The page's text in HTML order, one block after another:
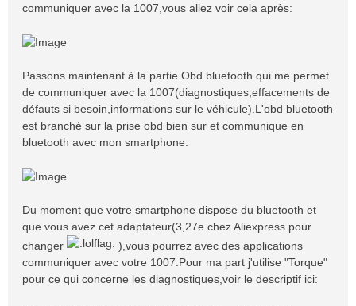
communiquer avec la 1007,vous allez voir cela après:
Passons maintenant à la partie Obd bluetooth qui me permet
de communiquer avec la 1007(diagnostiques,effacements de
défauts si besoin,informations sur le véhicule).L'obd bluetooth
est branché sur la prise obd bien sur et communique en
bluetooth avec mon smartphone:
Du moment que votre smartphone dispose du bluetooth et
que vous avez cet adaptateur(3,27e chez Aliexpress pour
changer
),vous pourrez avec des applications
communiquer avec votre 1007.Pour ma part j'utilise "Torque"
pour ce qui concerne les diagnostiques,voir le descriptif ici: